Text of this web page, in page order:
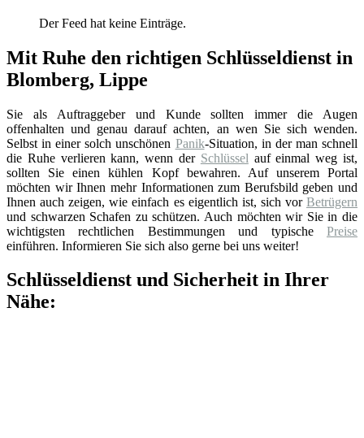
Der Feed hat keine Einträge.
Mit Ruhe den richtigen Schlüsseldienst in
Blomberg, Lippe
Sie als Auftraggeber und Kunde sollten immer die Augen
offenhalten und genau darauf achten, an wen Sie sich wenden.
Selbst in einer solch unschönen Panik-Situation, in der man schnell
die Ruhe verlieren kann, wenn der Schlüssel auf einmal weg ist,
sollten Sie einen kühlen Kopf bewahren. Auf unserem Portal
möchten wir Ihnen mehr Informationen zum Berufsbild geben und
Ihnen auch zeigen, wie einfach es eigentlich ist, sich vor Betrügern
und schwarzen Schafen zu schützen. Auch möchten wir Sie in die
wichtigsten rechtlichen Bestimmungen und typische Preise
einführen. Informieren Sie sich also gerne bei uns weiter!
Schlüsseldienst und Sicherheit in Ihrer
Nähe: